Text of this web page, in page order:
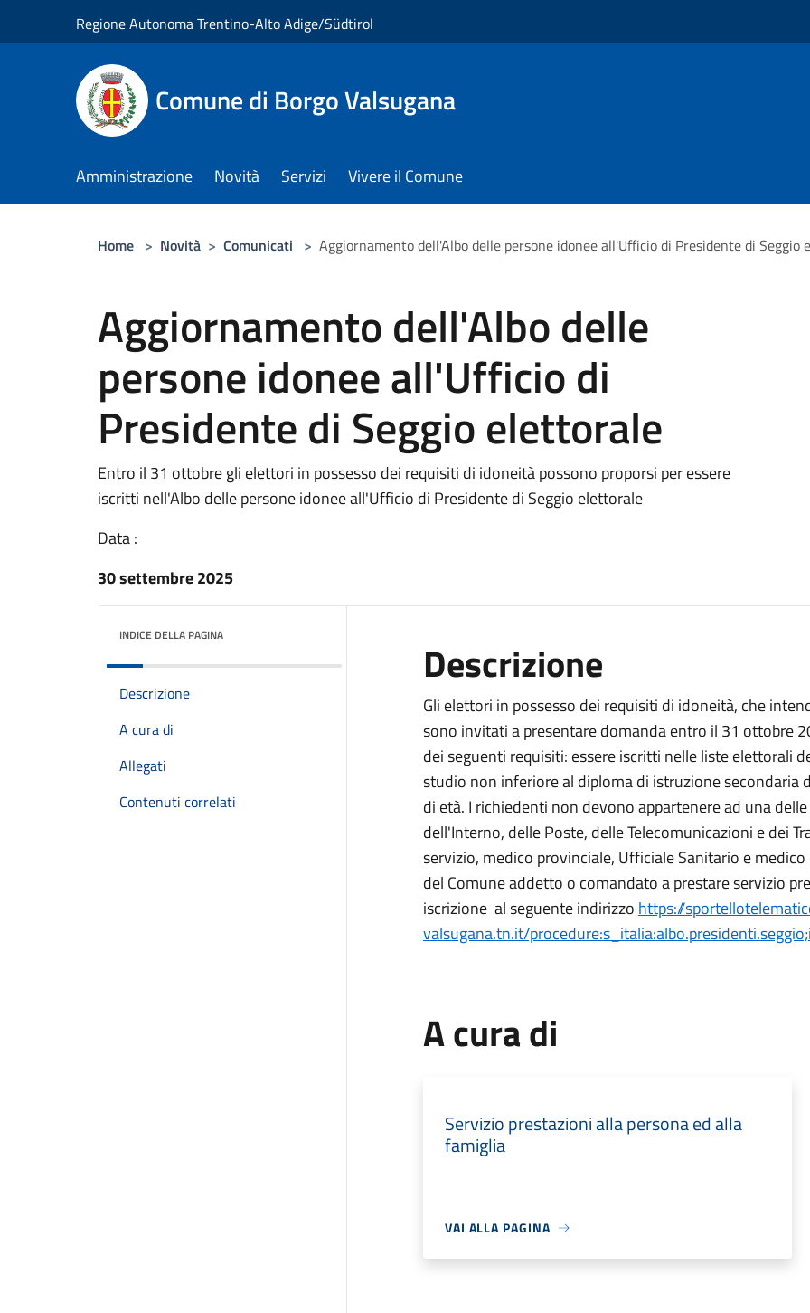
Regione Autonoma Trentino-Alto Adige/Südtirol
Comune di Borgo Valsugana
Amministrazione Novità Servizi Vivere il Comune
Home > Novità > Comunicati > Aggiornamento dell'Albo delle persone idonee all'Ufficio di Presidente di Seggio
Aggiornamento dell'Albo delle
persone idonee all'Ufficio di
Presidente di Seggio elettorale
Entro il 31 ottobre gli elettori in possesso dei requisiti di idoneità possono proporsi per essere
iscritti nell'Albo delle persone idonee all'Ufficio di Presidente di Seggio elettorale
Data :
30 settembre 2025
INDICE DELLA PAGINA
Descrizione
A cura di
Allegati
Contenuti correlati
Descrizione
Gli elettori in possesso dei requisiti di idoneità, che
sono invitati a presentare domanda entro il 31 ottobre
dei seguenti requisiti: essere iscritti nelle liste elettorali
studio non inferiore al diploma di istruzione secondaria
di età. I richiedenti non devono appartenere ad una
dell'Interno, delle Poste, delle Telecomunicazioni e dei
servizio, medico provinciale, Ufficiale Sanitario e
del Comune addetto o comandato a prestare servizio
iscrizione al seguente indirizzo https://
valsugana.tn.it/
A cura di
Servizio prestazioni alla persona ed alla
famiglia
VAI ALLA PAGINA